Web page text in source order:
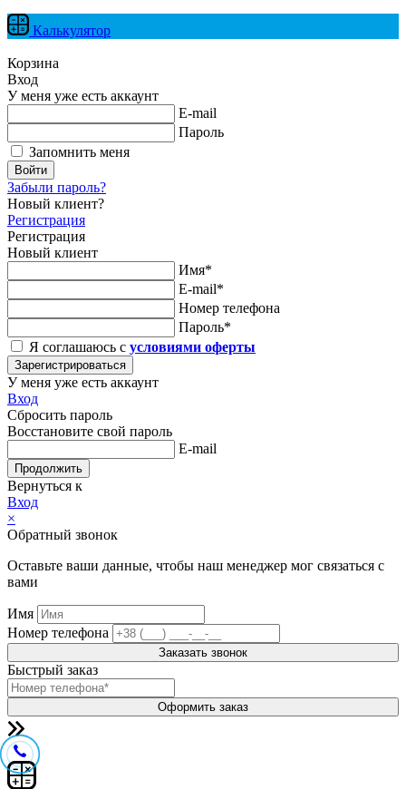
Калькулятор
Корзина
Вход
У меня уже есть аккаунт
E-mail
Пароль
Запомнить меня
Войти
Забыли пароль?
Новый клиент?
Регистрация
Регистрация
Новый клиент
Имя*
E-mail*
Номер телефона
Пароль*
Я соглашаюсь с условиями оферты
Зарегистрироваться
У меня уже есть аккаунт
Вход
Сбросить пароль
Восстановите свой пароль
E-mail
Продолжить
Вернуться к
Вход
×
Обратный звонок
Оставьте ваши данные, чтобы наш менеджер мог связаться с
вами
Имя
Номер телефона
Заказать звонок
Быстрый заказ
Оформить заказ